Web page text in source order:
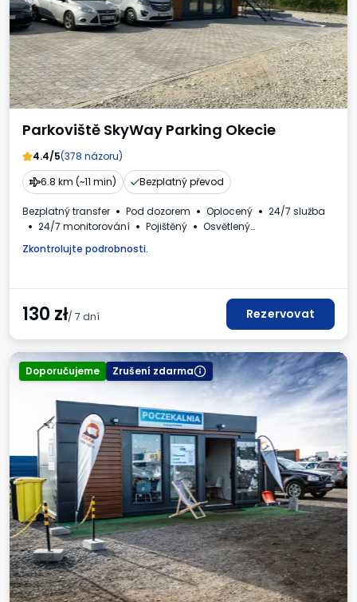
Parkoviště SkyWay Parking Okecie
4.4/5(378 názoru)
6.8 km (~11 min)
Bezplatný převod
Bezplatný transfer Pod dozorem Oplocený
24/7 služba
24/7 monitorování
Pojištěný
Osvětlený
Fakturaod obsluhy parkoviště.
Zkontrolujte podrobnosti.
130 zł/ 7 dní Rezervovat
Doporučujeme Zrušení zdarma